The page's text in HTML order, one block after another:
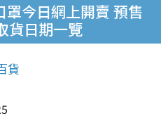
罩今日網上開賣 預售
貨日期一覽
貨